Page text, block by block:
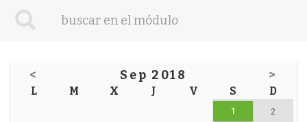
< Sep 2018 >
L M X J V S D
1 2